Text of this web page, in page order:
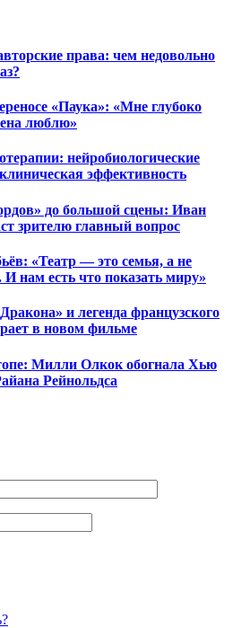
права: чем недовольно
«Паука»: «Мне глубоко
люблю»
нейробиологические
эффективность
до большой сцены: Иван
зрителю главный вопрос
«Театр — это семья, а не
И нам есть что показать миру»
и легенда французского
в новом фильме
Милли Олкок обогнала Хью
Рейнольдса